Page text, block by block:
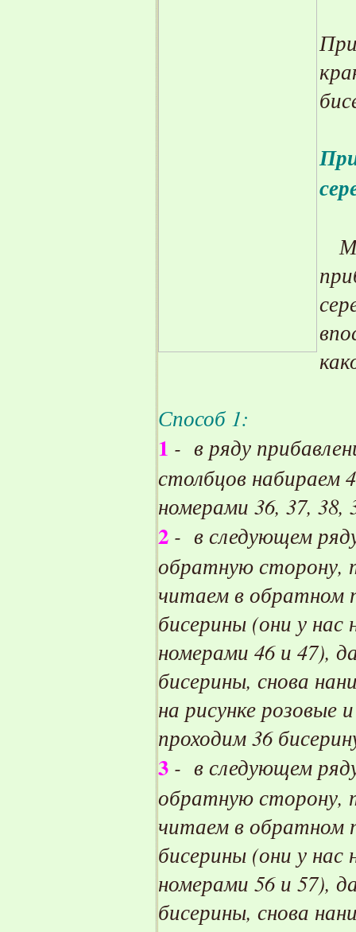
Способ 1:
1 - в ряду
столбцов набираем
номерами 36, 37, 38,
2 - в следующем
обратную сторону,
читаем в обратном
бисерины (они у нас
номерами 46 и 47),
бисерины, снова
на рисунке розовые
проходим 36
3 - в следующем
обратную сторону,
читаем в обратном
бисерины (они у нас
номерами 56 и 57),
бисерины, снова